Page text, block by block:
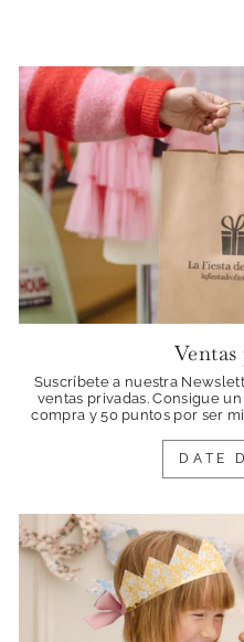
Ventas
Suscríbete a nuestra
ventas privadas. Consigue un
compra y 50 puntos por ser
DATE